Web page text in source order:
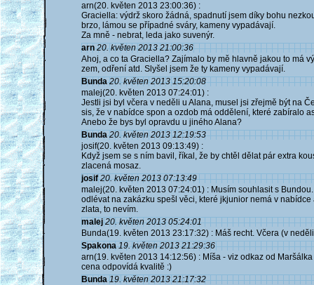
arn(20. květen 2013 23:00:36) :
Graciella: výdrž skoro žádná, spadnutí jsem díky bohu
brzo, lámou se případné sváry, kameny vypadávají.
Za mně - nebrat, leda jako suvenýr.
arn 20. květen 2013 21:00:36
Ahoj, a co ta Graciella? Zajímalo by mě hlavně jakou to má
zem, odření atd. Slyšel jsem že ty kameny vypadávají.
Bunda 20. květen 2013 15:20:08
malej(20. květen 2013 07:24:01) :
Jestli jsi byl včera v neděli u Alana, musel jsi zřejmě být na
sis, že v nabídce spon a ozdob má oddělení, které zabíralo
Anebo že bys byl opravdu u jiného Alana?
Bunda 20. květen 2013 12:19:53
josif(20. květen 2013 09:13:49) :
Když jsem se s ním bavil, říkal, že by chtěl dělat pár extra
zlacená mosaz.
josif 20. květen 2013 07:13:49
malej(20. květen 2013 07:24:01) : Musím souhlasit s
odlévat na zakázku spešl věci, které jkjunior nemá v
zlata, to nevím.
malej 20. květen 2013 05:24:01
Bunda(19. květen 2013 23:17:32) : Máš recht. Včera (v
Spakona 19. květen 2013 21:29:36
arn(19. květen 2013 14:12:56) : Míša - viz odkaz od
cena odpovídá kvalitě :)
Bunda 19. květen 2013 21:17:32